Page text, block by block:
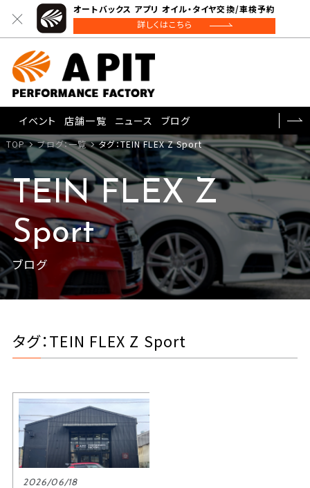
オートバックス アプリ オイル・タイヤ交換/車検予約
詳しくはこちら
イベント 店舗一覧 ニュース ブログ
TOP ブログ：一覧 タグ：TEIN FLEX Z Sport
TEIN FLEX Z
Sport
ブログ
タグ：TEIN FLEX Z Sport
2026/06/18